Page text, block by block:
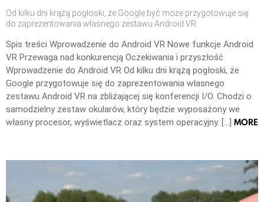
Od kilku dni krążą pogłoski, że Google być może przygotowuje się
do zaprezentowania własnego zestawu Android VR
Spis treści Wprowadzenie do Android VR Nowe funkcje Android
VR Przewaga nad konkurencją Oczekiwania i przyszłość
Wprowadzenie do Android VR Od kilku dni krążą pogłoski, że
Google przygotowuje się do zaprezentowania własnego
zestawu Android VR na zbliżającej się konferencji I/O. Chodzi o
samodzielny zestaw okularów, który będzie wyposażony we
własny procesor, wyświetlacz oraz system operacyjny. […] MORE